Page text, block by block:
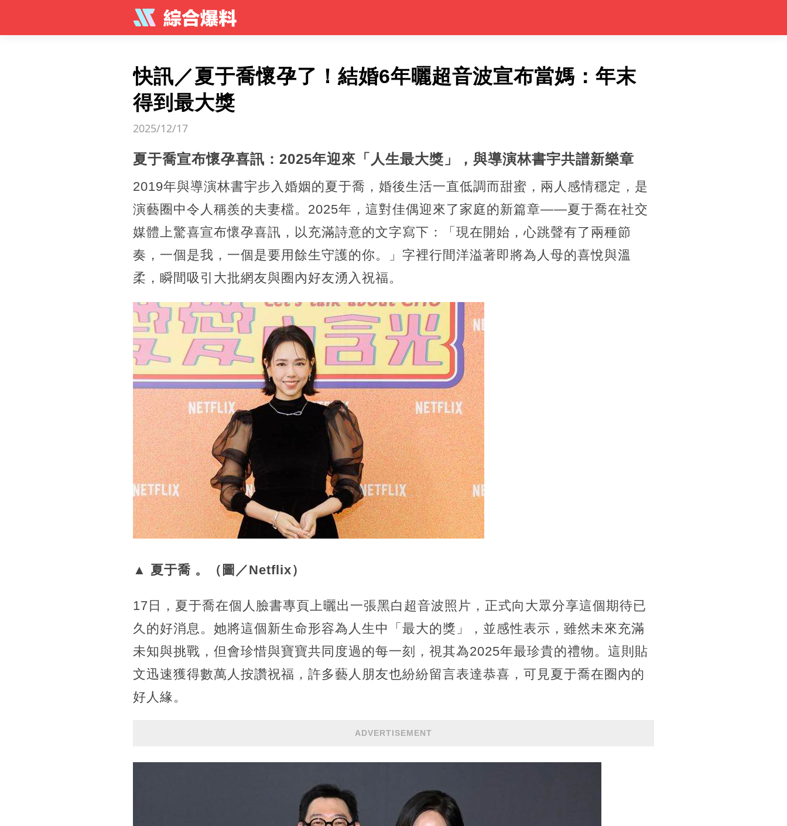
快訊／夏于喬懷孕了！結婚6年曬超音波宣布當媽：年末
得到最大獎
2025/12/17
夏于喬宣布懷孕喜訊：2025年迎來「人生最大獎」，與導演林書宇共譜新樂章
2019年與導演林書宇步入婚姻的夏于喬，婚後生活一直低調而甜蜜，兩人感情穩定，是
演藝圈中令人稱羨的夫妻檔。2025年，這對佳偶迎來了家庭的新篇章——夏于喬在社交
媒體上驚喜宣布懷孕喜訊，以充滿詩意的文字寫下：「現在開始，心跳聲有了兩種節
奏，一個是我，一個是要用餘生守護的你。」字裡行間洋溢著即將為人母的喜悅與溫
柔，瞬間吸引大批網友與圈內好友湧入祝福。
▲ 夏于喬 。（圖／Netflix）
17日，夏于喬在個人臉書專頁上曬出一張黑白超音波照片，正式向大眾分享這個期待已
久的好消息。她將這個新生命形容為人生中「最大的獎」，並感性表示，雖然未來充滿
未知與挑戰，但會珍惜與寶寶共同度過的每一刻，視其為2025年最珍貴的禮物。這則貼
文迅速獲得數萬人按讚祝福，許多藝人朋友也紛紛留言表達恭喜，可見夏于喬在圈內的
好人緣。
ADVERTISEMENT